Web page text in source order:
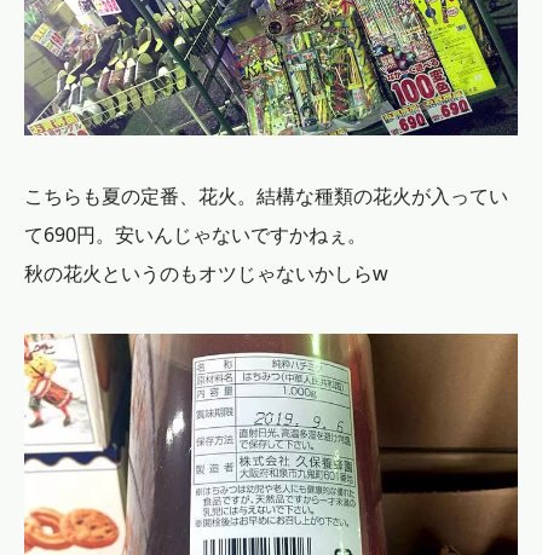
こちらも夏の定番、花火。結構な種類の花火が入ってい
て690円。安いんじゃないですかねぇ。
秋の花火というのもオツじゃないかしらw